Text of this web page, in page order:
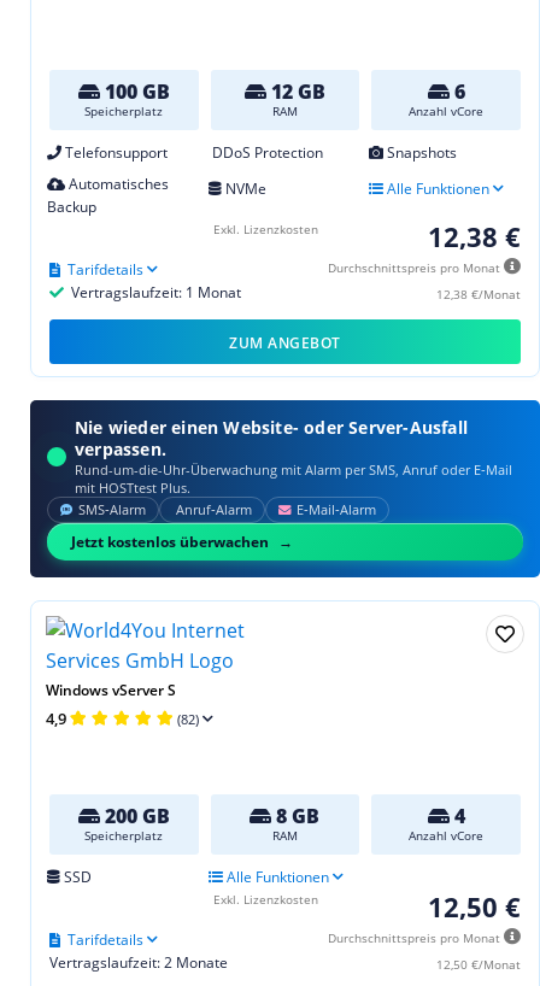
100 GB
Speicherplatz
12 GB
RAM
6
Anzahl vCore
Telefonsupport DDoS Protection
Snapshots
Automatisches
Backup
NVMe Alle Funktionen
12,38 €
Durchschnittspreis pro Monat
12,38 €/Monat
Vertragslaufzeit: 1 Monat
Tarifdetails
Exkl. Lizenzkosten
ZUM ANGEBOT
Nie wieder einen Website- oder Server-Ausfall
verpassen.
Rund-um-die-Uhr-Überwachung mit Alarm per SMS, Anruf oder E‑Mail
mit HOSTtest Plus.
SMS‑Alarm Anruf‑Alarm E‑Mail‑Alarm
Jetzt kostenlos überwachen
Windows vServer S
4,9 (82)
200 GB
Speicherplatz
8 GB
RAM
4
Anzahl vCore
SSD Alle Funktionen
12,50 €
Durchschnittspreis pro Monat
12,50 €/Monat
Vertragslaufzeit: 2 Monate
Tarifdetails
Exkl. Lizenzkosten